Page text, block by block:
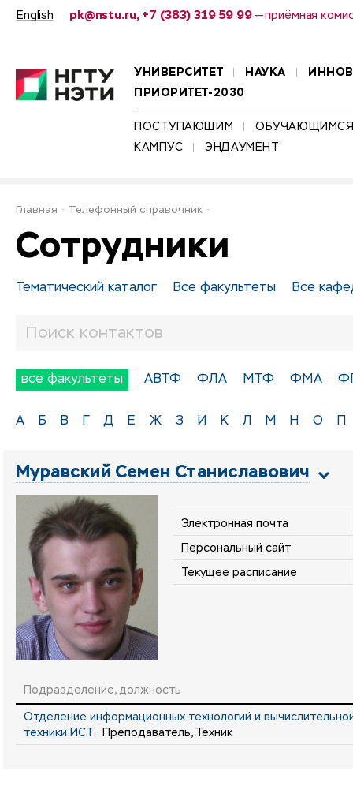
English pk@nstu.ru, +7 (383) 319 59 99— приёмная
УНИВЕРСИТЕТ НАУКА
ПРИОРИТЕТ-2030
ПОСТУПАЮЩИМ
КАМПУС
ЭНДАУМЕНТ
Главная Телефонный справочник
Сотрудники
Тематический каталог Все факультеты Все
все факультеты АВТФ ФЛА МТФ ФМА
А Б В Г Д Е Ж З И К Л М Н О П
Муравский Семен Станиславович
Электронная почта
Персональный сайт
Текущее расписание
Подразделение, должность
Отделение информационных технологий и
техники ИСТ · Преподаватель, Техник